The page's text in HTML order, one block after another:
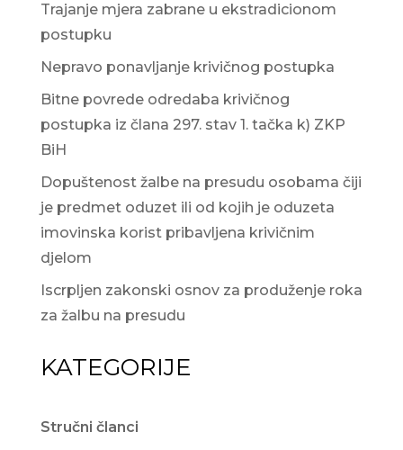
Trajanje mjera zabrane u ekstradicionom
postupku
Nepravo ponavljanje krivičnog postupka
Bitne povrede odredaba krivičnog
postupka iz člana 297. stav 1. tačka k) ZKP
BiH
Dopuštenost žalbe na presudu osobama čiji
je predmet oduzet ili od kojih je oduzeta
imovinska korist pribavljena krivičnim
djelom
Iscrpljen zakonski osnov za produženje roka
za žalbu na presudu
KATEGORIJE
Stručni članci